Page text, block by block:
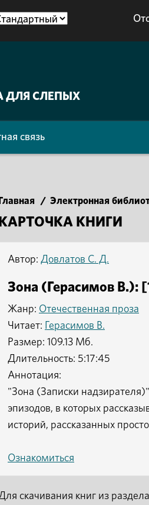
ДЛЯ СЛЕПЫХ
связь
Главная / Электронная
КАРТОЧКА КНИГИ
Автор: Довлатов С. Д.
Зона (Герасимов В.):
Жанр: Отечественная проза
Читает: Герасимов В.
Размер: 109.13 Мб.
Длительность: 5:17:45
Аннотация:
"Зона (Записки
эпизодов, в которых
историй, рассказанных
Ознакомиться
скачивания книг из раздела